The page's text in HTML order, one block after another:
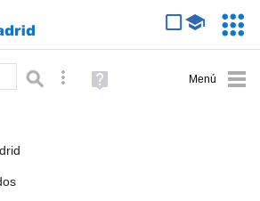
Búsqueda avanzada
Ayuda
(en